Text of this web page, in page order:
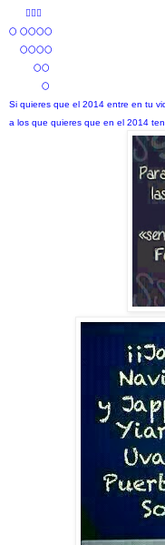

🌕 🌕🌕🌕🌕
🌕🌕🌕🌕
🌕🌕
🌕
Si quieres que el 2014 entre en tu
a los que quieres que en el 2014